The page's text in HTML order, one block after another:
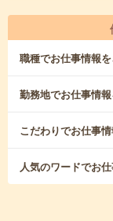
職種でお仕事情報
勤務地でお仕事情
こだわりでお仕事
人気のワードでお